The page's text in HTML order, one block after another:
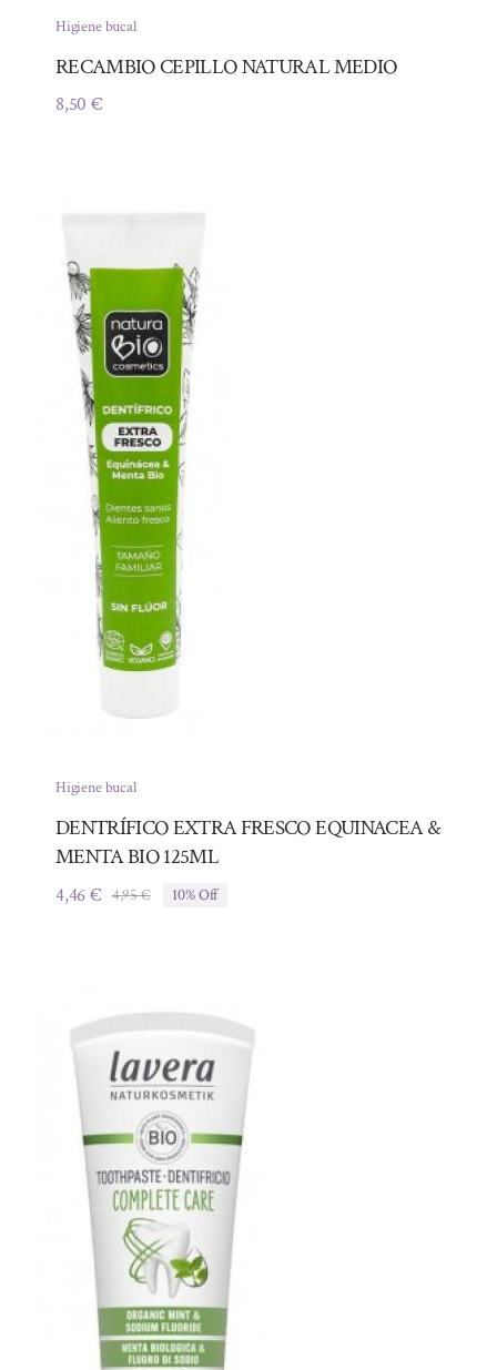
Higiene bucal
RECAMBIO CEPILLO NATURAL MEDIO
8,50€
Higiene bucal
DENTRÍFICO EXTRA FRESCO EQUINACEA &
MENTA BIO 125ML
4,95€El
4,46€
El
10% Off